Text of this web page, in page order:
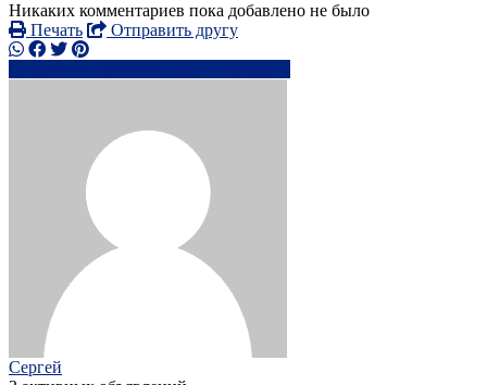
Никаких комментариев пока добавлено не было
Печать
Отправить другу
Сергей